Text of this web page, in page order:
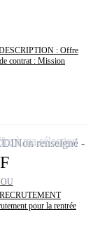
: Offre
contrat : Mission
pour la rentrée
Non renseigné
à ma sélection